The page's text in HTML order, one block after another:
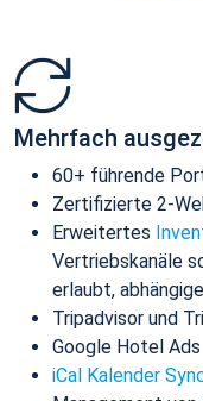
Mehrfach
60+ führende
Zertifizierte 2-
Erweitertes
Vertriebskanäle
erlaubt,
Tripadvisor und
Google Hotel Ads
iCal Kalender